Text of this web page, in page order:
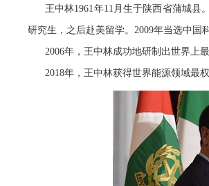
王中林1961年11月生于陕西省蒲城县
研究生，之后赴美留学。2009年当选中国
2006年，王中林成功地研制出世界
2018年，王中林获得世界能源领域